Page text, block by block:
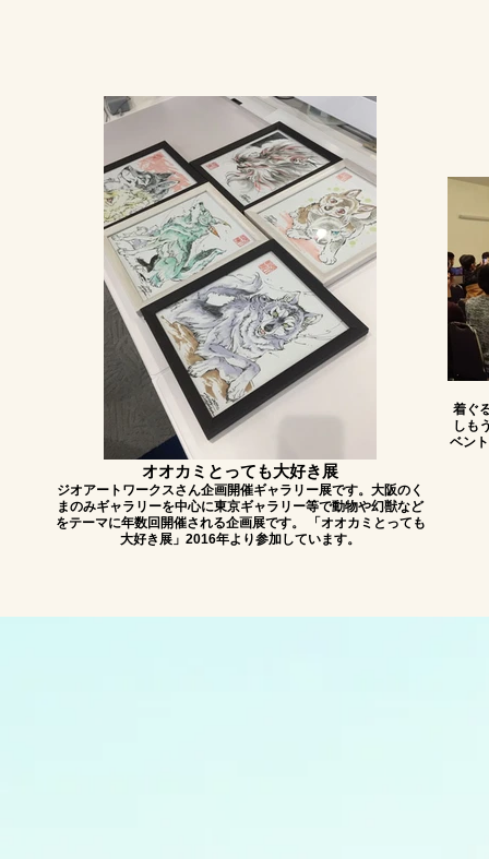
オオカミとっても大好き展
ジオアートワークスさん企画開催ギャラリー展です。大阪のく
まのみギャラリーを中心に東京ギャラリー等で動物や幻獣など
をテーマに年数回開催される企画展です。 「オオカミとっても
大好き展」2016年より参加しています。
着ぐ
しも
ベン